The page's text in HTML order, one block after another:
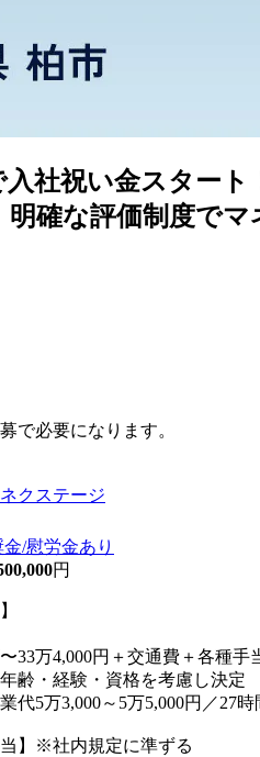
入社祝い金スター
明確な評価制度で
で必要になります。
クステージ
/慰労金あり
円
33万4,000円＋交通費＋各種手
齢・経験・資格を考慮し決定
代5万3,000～5万5,000円／27
当】※社内規定に準ずる